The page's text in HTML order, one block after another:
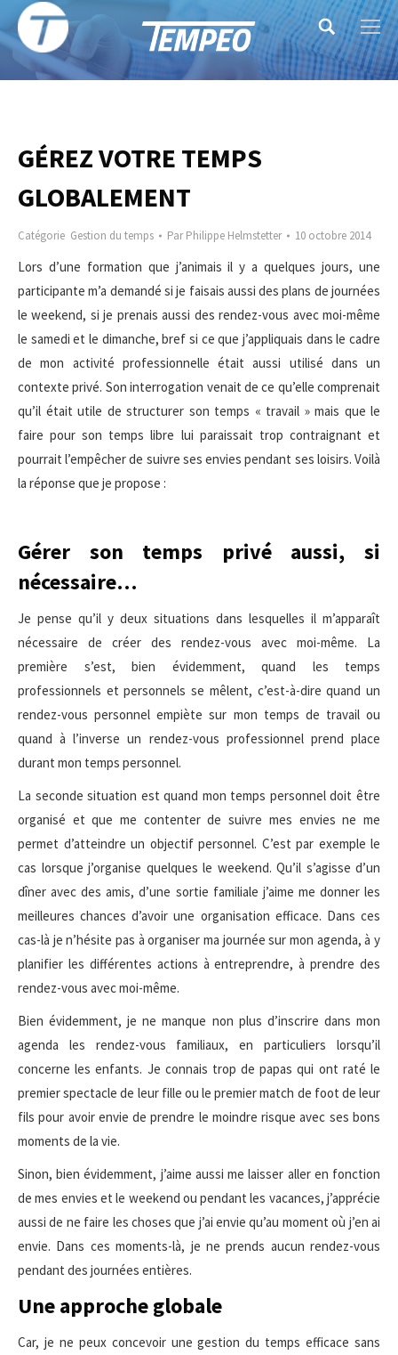
Search:
GÉREZ VOTRE TEMPS
GLOBALEMENT
Catégorie Gestion du temps ParPhilippe Helmstetter 10 octobre 2014
Lors d’une formation que j’animais il y a quelques jours, une
participante m’a demandé si je faisais aussi des plans de journées
le weekend, si je prenais aussi des rendez-vous avec moi-même
le samedi et le dimanche, bref si ce que j’appliquais dans le cadre
de mon activité professionnelle était aussi utilisé dans un
contexte privé. Son interrogation venait de ce qu’elle comprenait
qu’il était utile de structurer son temps « travail » mais que le
faire pour son temps libre lui paraissait trop contraignant et
pourrait l’empêcher de suivre ses envies pendant ses loisirs. Voilà
la réponse que je propose :
Gérer son temps privé aussi, si
nécessaire…
Je pense qu’il y deux situations dans lesquelles il m’apparaît
nécessaire de créer des rendez-vous avec moi-même. La
première s’est, bien évidemment, quand les temps
professionnels et personnels se mêlent, c’est-à-dire quand un
rendez-vous personnel empiète sur mon temps de travail ou
quand à l’inverse un rendez-vous professionnel prend place
durant mon temps personnel.
La seconde situation est quand mon temps personnel doit être
organisé et que me contenter de suivre mes envies ne me
permet d’atteindre un objectif personnel. C’est par exemple le
cas lorsque j’organise quelques le weekend. Qu’il s’agisse d’un
dîner avec des amis, d’une sortie familiale j’aime me donner les
meilleures chances d’avoir une organisation efficace. Dans ces
cas-là je n’hésite pas à organiser ma journée sur mon agenda, à y
planifier les différentes actions à entreprendre, à prendre des
rendez-vous avec moi-même.
Bien évidemment, je ne manque non plus d’inscrire dans mon
agenda les rendez-vous familiaux, en particuliers lorsqu’il
concerne les enfants. Je connais trop de papas qui ont raté le
premier spectacle de leur fille ou le premier match de foot de leur
fils pour avoir envie de prendre le moindre risque avec ses bons
moments de la vie.
Sinon, bien évidemment, j’aime aussi me laisser aller en fonction
de mes envies et le weekend ou pendant les vacances, j’apprécie
aussi de ne faire les choses que j’ai envie qu’au moment où j’en ai
envie. Dans ces moments-là, je ne prends aucun rendez-vous
pendant des journées entières.
Une approche globale
Car, je ne peux concevoir une gestion du temps efficace sans